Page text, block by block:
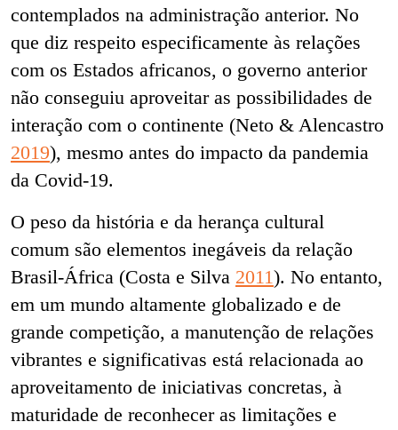
contemplados na administração anterior. No
que diz respeito especificamente às relações
com os Estados africanos, o governo anterior
não conseguiu aproveitar as possibilidades de
interação com o continente (Neto & Alencastro
2019), mesmo antes do impacto da pandemia
da Covid-19.
O peso da história e da herança cultural
comum são elementos inegáveis da relação
Brasil-África (Costa e Silva 2011). No entanto,
em um mundo altamente globalizado e de
grande competição, a manutenção de relações
vibrantes e significativas está relacionada ao
aproveitamento de iniciativas concretas, à
maturidade de reconhecer as limitações e